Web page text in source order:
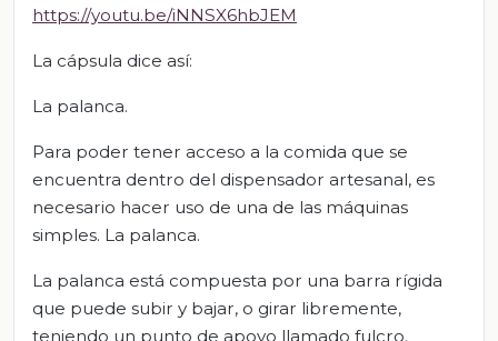
https://youtu.be/iNNSX6hbJEM
La cápsula dice así:
La palanca.
Para poder tener acceso a la comida que se
encuentra dentro del dispensador artesanal, es
necesario hacer uso de una de las máquinas
simples. La palanca.
La palanca está compuesta por una barra rígida
que puede subir y bajar, o girar libremente,
teniendo un punto de apoyo llamado fulcro.